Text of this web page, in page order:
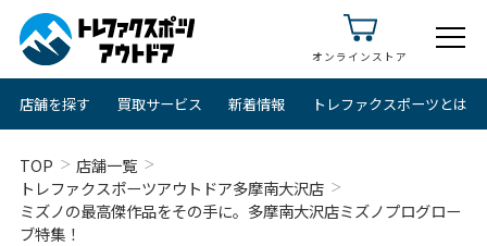
オンラインストア
店舗を探す 買取サービス 新着情報 トレファクスポーツとは
TOP
店舗一覧
トレファクスポーツアウトドア多摩南大沢店
ミズノの最高傑作品をその手に。多摩南大沢店ミズノプログロー
ブ特集！